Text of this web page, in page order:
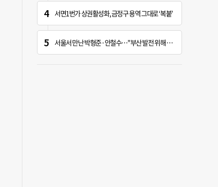
서면1번가 상권활성화, 금정구 용역 그대로 ‘복붙’
서울서 만난 박형준·안철수…"부산 발전 위해 힘 보태기로"